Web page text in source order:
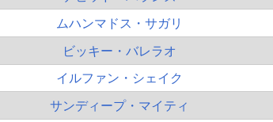
ムハンマドス・サガリ
ビッキー・バレラオ
イルファン・シェイク
サンディープ・マイティ